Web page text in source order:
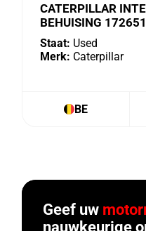
CATERPILLAR
BEHUISING
Staat: Used
Merk: Caterpillar
BE
Geef uw
nauwkeurige